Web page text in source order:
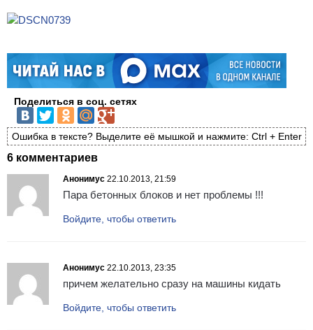
Поделиться в соц. сетях
Ошибка в тексте? Выделите её мышкой и нажмите: Ctrl + Enter
6 комментариев
Анонимус 22.10.2013, 21:59
Пара бетонных блоков и нет проблемы !!!
Войдите, чтобы ответить
Анонимус 22.10.2013, 23:35
причем желательно сразу на машины кидать
Войдите, чтобы ответить